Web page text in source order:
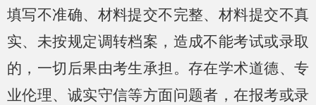
填写不准确、材料提交不完整、材料提交不真
实、未按规定调转档案，造成不能考试或录取
的，一切后果由考生承担。存在学术道德、专
业伦理、诚实守信等方面问题者，在报考或录